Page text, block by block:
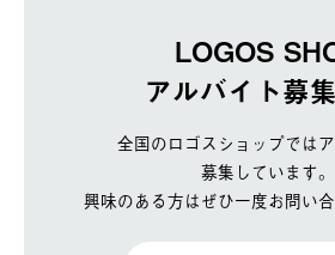
LOGOS
アルバイト募
全国のロゴスショップでは
募集しています。
興味のある方はぜひ一度お問い合